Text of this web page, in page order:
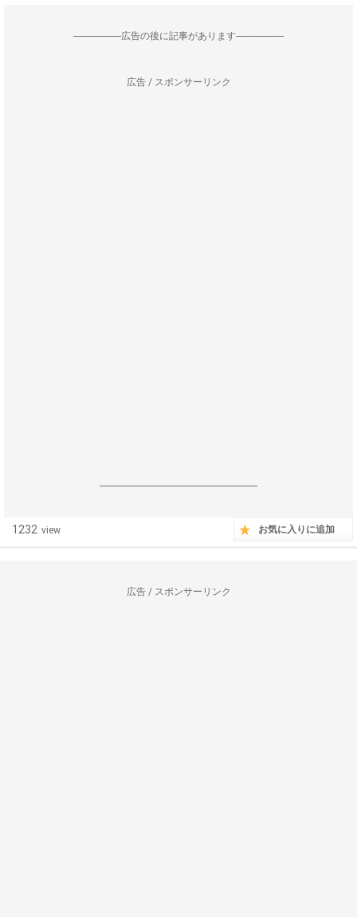
--------------------広告の後に記事があります--------------------
広告 / スポンサーリンク
------------------------------------------------------------------
1232 view お気に入りに追加
広告 / スポンサーリンク